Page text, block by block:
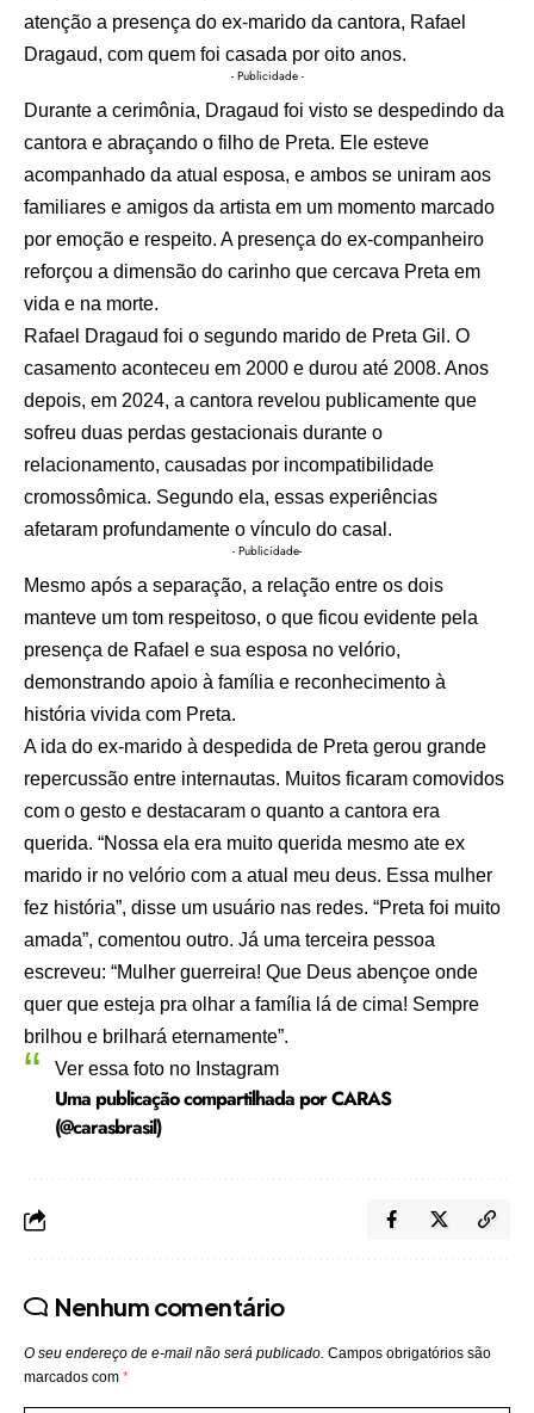
atenção a presença do ex-marido da cantora, Rafael
Dragaud, com quem foi casada por oito anos.
- Publicidade -
Durante a cerimônia, Dragaud foi visto se despedindo da
cantora e abraçando o filho de Preta. Ele esteve
acompanhado da atual esposa, e ambos se uniram aos
familiares e amigos da artista em um momento marcado
por emoção e respeito. A presença do ex-companheiro
reforçou a dimensão do carinho que cercava Preta em
vida e na morte.
Rafael Dragaud foi o segundo marido de Preta Gil. O
casamento aconteceu em 2000 e durou até 2008. Anos
depois, em 2024, a cantora revelou publicamente que
sofreu duas perdas gestacionais durante o
relacionamento, causadas por incompatibilidade
cromossômica. Segundo ela, essas experiências
afetaram profundamente o vínculo do casal.
- Publicidade-
Mesmo após a separação, a relação entre os dois
manteve um tom respeitoso, o que ficou evidente pela
presença de Rafael e sua esposa no velório,
demonstrando apoio à família e reconhecimento à
história vivida com Preta.
A ida do ex-marido à despedida de Preta gerou grande
repercussão entre internautas. Muitos ficaram comovidos
com o gesto e destacaram o quanto a cantora era
querida. “Nossa ela era muito querida mesmo ate ex
marido ir no velório com a atual meu deus. Essa mulher
fez história”, disse um usuário nas redes. “Preta foi muito
amada”, comentou outro. Já uma terceira pessoa
escreveu: “Mulher guerreira! Que Deus abençoe onde
quer que esteja pra olhar a família lá de cima! Sempre
brilhou e brilhará eternamente”.
Ver essa foto no Instagram
Uma publicação compartilhada por CARAS
(@carasbrasil)
Nenhum comentário
O seu endereço de e-mail não será publicado. Campos obrigatórios são
marcados com *